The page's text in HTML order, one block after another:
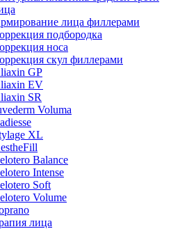
лица филлерами
подбородка
носа
скул филлерами
GP
EV
SR
Voluma
XL
Balance
Intense
Soft
Volume
лица